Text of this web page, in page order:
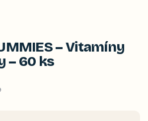
– Vitamíny
– 60 ks